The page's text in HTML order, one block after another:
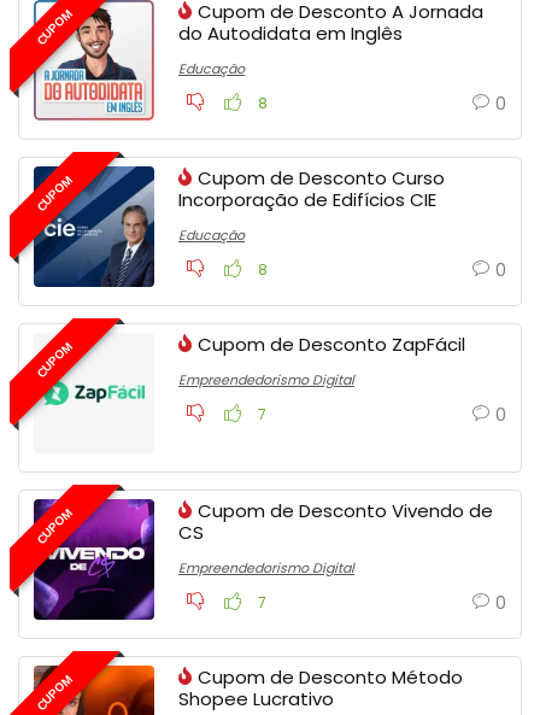
CUPOM
Cupom de Desconto A Jornada
do Autodidata em Inglês
Educação
8 0
CUPOM
Cupom de Desconto Curso
Incorporação de Edifícios CIE
Educação
8 0
CUPOM Cupom de Desconto ZapFácil
Empreendedorismo Digital
7 0
CUPOM
Cupom de Desconto Vivendo de
CS
Empreendedorismo Digital
7 0
CUPOM
Cupom de Desconto Método
Shopee Lucrativo